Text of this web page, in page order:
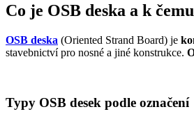
Co je OSB deska a k
OSB deska (Oriented Strand Board) je
stavebnictví pro nosné a jiné konstrukce.
Typy OSB desek podle označení